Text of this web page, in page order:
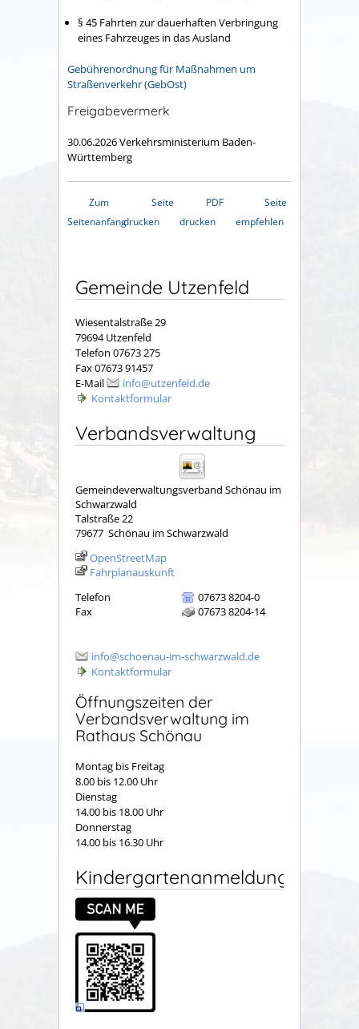
§ 45 Fahrten zur dauerhaften Verbringung
eines Fahrzeuges in das Ausland
Gebührenordnung für Maßnahmen um
Straßenverkehr (GebOst)
Freigabevermerk
30.06.2026 Verkehrsministerium Baden-
Württemberg
Zum
Seitenanfang
Seite
drucken
PDF
drucken
Seite
empfehlen
Gemeinde Utzenfeld
Wiesentalstraße 29
79694 Utzenfeld
Telefon 07673 275
Fax 07673 91457
E-Mail
info@utzenfeld.de
Kontaktformular
Verbandsverwaltung
Gemeindeverwaltungsverband Schönau im
Schwarzwald
Talstraße 22
79677 Schönau im Schwarzwald
OpenStreetMap
Fahrplanauskunft
Telefon
07673 8204-0
Fax
07673 8204-14
info@schoenau-im-schwarzwald.de
Kontaktformular
Öffnungszeiten der
Verbandsverwaltung im
Rathaus Schönau
Montag bis Freitag
8.00 bis 12.00 Uhr
Dienstag
14.00 bis 18.00 Uhr
Donnerstag
14.00 bis 16.30 Uhr
Kindergartenanmeldung